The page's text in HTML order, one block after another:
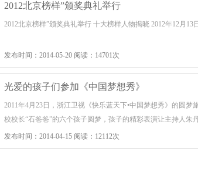
2012北京榜样”颁奖典礼举行
2012北京榜样”颁奖典礼举行 十大榜样人物揭晓 2012年12月13
发布时间：2014-05-20 阅读：14701次
光爱的孩子们参加《中国梦想秀》
2011年4月23日，浙江卫视《快乐蓝天下•中国梦想秀》的圆
校校长“石爸爸”的六个孩子圆梦，孩子的精彩表演让主持人朱
发布时间：2014-04-15 阅读：12112次